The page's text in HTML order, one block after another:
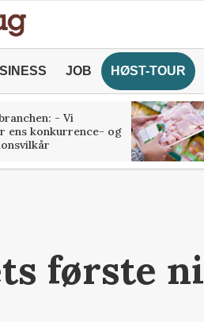
JOB HØST-TOUR
- Vi
ens konkurrence- og
første ni